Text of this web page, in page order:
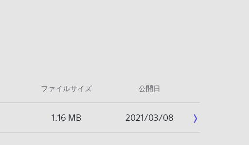
ファイルサイズ 公開日
1.16 MB 2021/03/08